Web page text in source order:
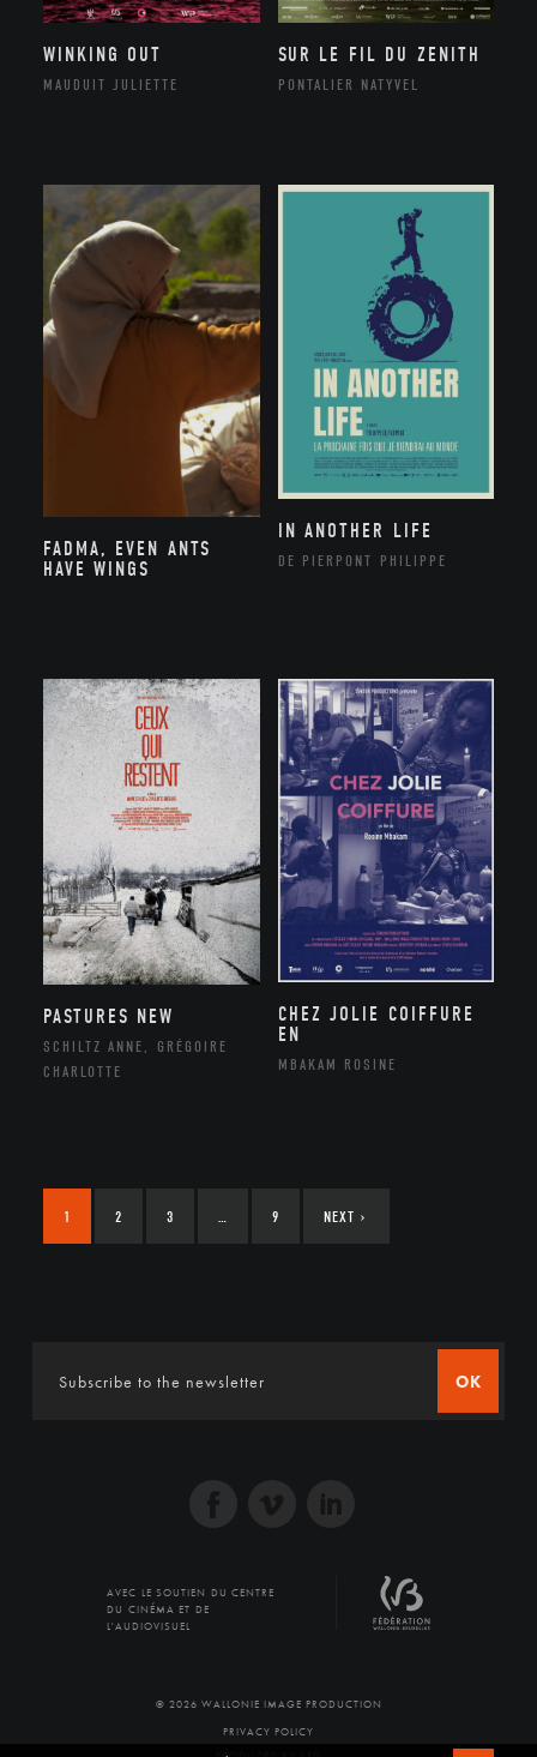
WINKING OUT
MAUDUIT JULIETTE
SUR LE FIL DU ZENITH
PONTALIER NATYVEL
FADMA, EVEN ANTS
HAVE WINGS
IN ANOTHER LIFE
DE PIERPONT PHILIPPE
PASTURES NEW
SCHILTZ ANNE, GRÉGOIRE
CHARLOTTE
CHEZ JOLIE COIFFURE
EN
MBAKAM ROSINE
1 2 3 … 9 NEXT ›
OK
AVEC LE SOUTIEN DU CENTRE
DU CINÉMA ET DE
L'AUDIOVISUEL
© 2026 WALLONIE IMAGE PRODUCTION
PRIVACY POLICY